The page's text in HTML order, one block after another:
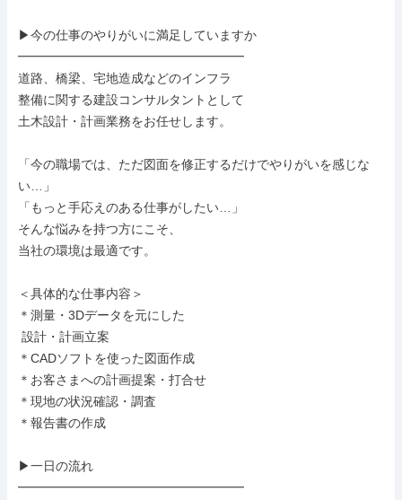
▶今の仕事のやりがいに満足していますか
━━━━━━━━━━━━━━━━━━
道路、橋梁、宅地造成などのインフラ
整備に関する建設コンサルタントとして
土木設計・計画業務をお任せします。
「今の職場では、ただ図面を修正するだけでやりがいを感じな
い…」
「もっと手応えのある仕事がしたい…」
そんな悩みを持つ方にこそ、
当社の環境は最適です。
＜具体的な仕事内容＞
＊測量・3Dデータを元にした
＊CADソフトを使った図面作成
＊お客さまへの計画提案・打合せ
＊現地の状況確認・調査
＊報告書の作成
▶一日の流れ
━━━━━━━━━━━━━━━━━━